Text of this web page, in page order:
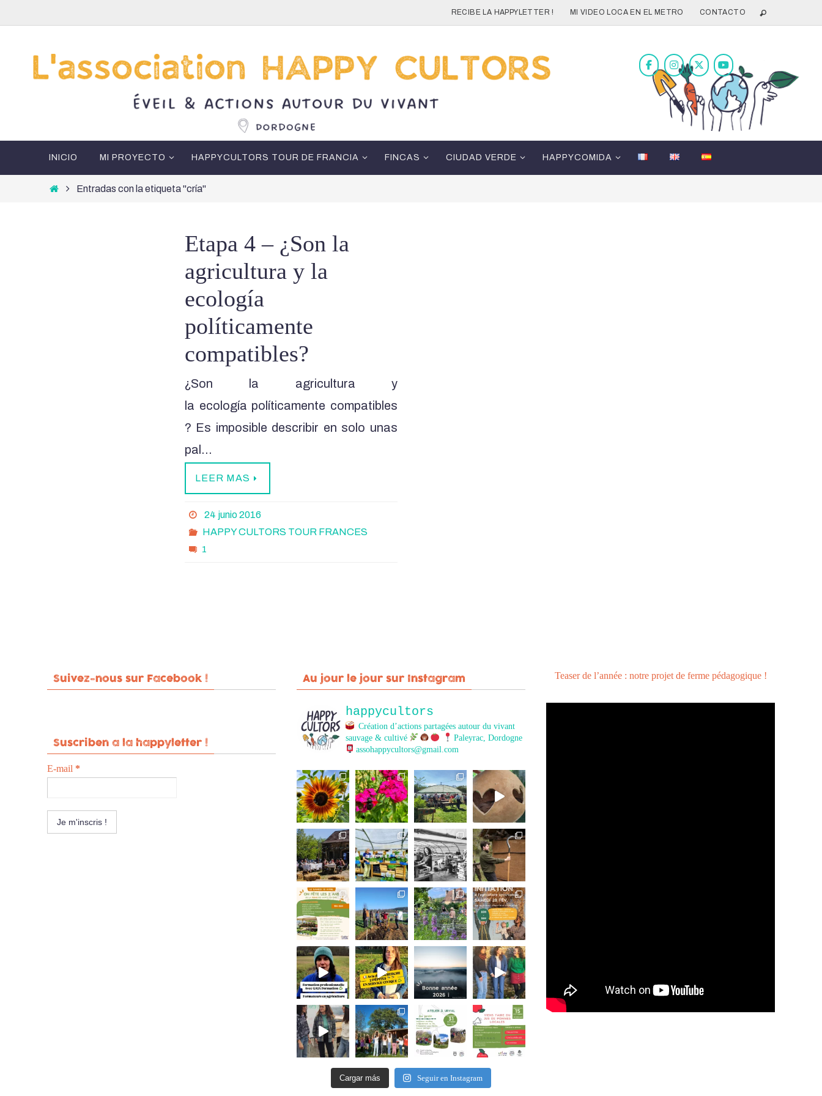
contenido
RECIBE LA HAPPYLETTER ! MI VIDEO LOCA EN EL METRO CONTACTO
INICIO MI PROYECTO HAPPYCULTORS TOUR DE FRANCIA FINCAS CIUDAD VERDE HAPPYCOMIDA
InicioEntradas con la etiqueta "cría"
Etapa 4 – ¿Son la
agricultura y la
ecología
políticamente
compatibles?
¿Son la agricultura y
la ecología políticamente compatibles
? Es imposible describir en solo unas
pal…
LEER MAS
24 junio 2016
HAPPY CULTORS TOUR FRANCES
1
Suivez-nous sur Facebook !
Suscriben a la happyletter !
E-mail *
Au jour le jour sur Instagram
happycultors
Création d’actions partagées autour du vivant
sauvage & cultivé
Paleyrac, Dordogne
assohappycultors@gmail.com
Cargar más Seguir en Instagram
Teaser de l’année : notre projet de ferme pédagogique !